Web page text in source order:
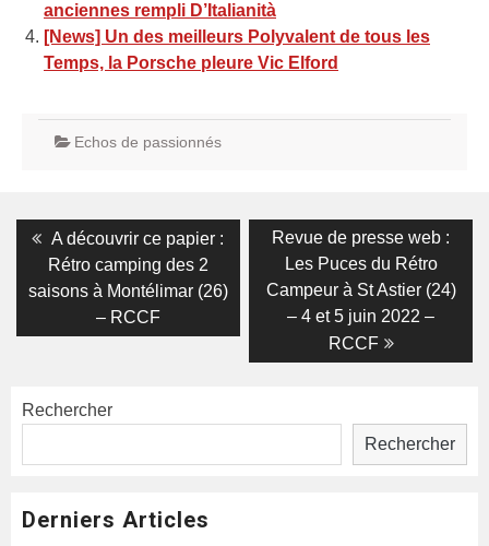
anciennes rempli D’Italianità
[News] Un des meilleurs Polyvalent de tous les
Temps, la Porsche pleure Vic Elford
Echos de passionnés
Navigation
l’article
Previous
post:
A découvrir ce papier :
Rétro camping des 2
saisons à Montélimar (26)
– RCCF
Next
post:
Revue de presse web :
Les Puces du Rétro
Campeur à St Astier (24)
– 4 et 5 juin 2022 –
RCCF
Rechercher
Rechercher
Derniers Articles